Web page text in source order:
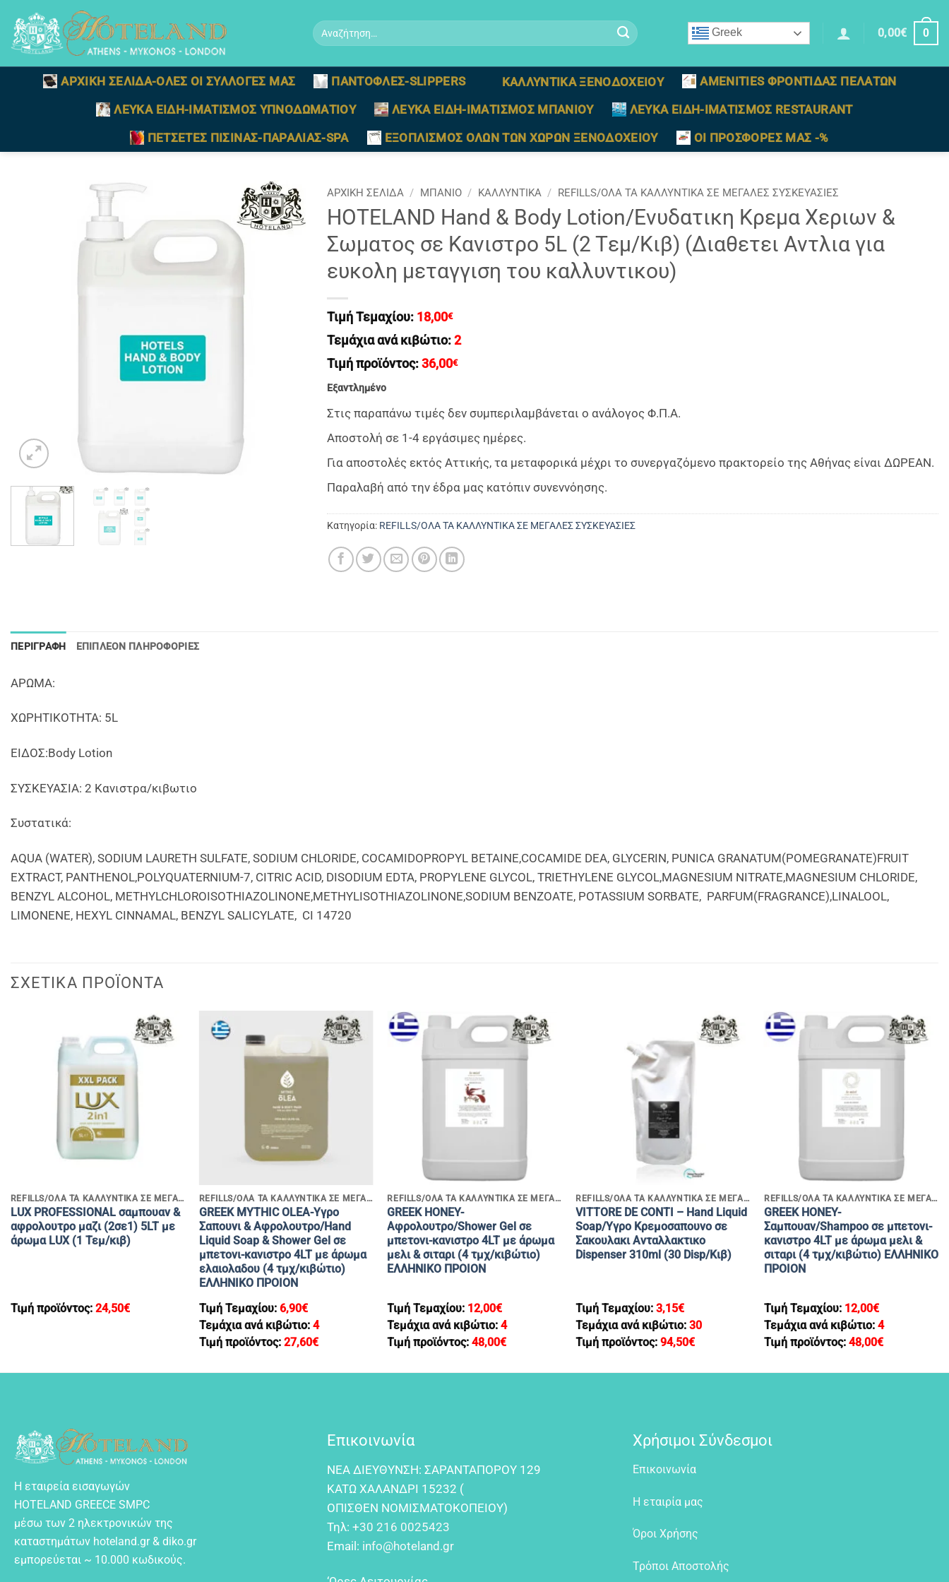
στο
περιεχόμενο
Αναζήτηση
για:
Greek 0,00€ 0
ΑΡΧΙΚΗ ΣΕΛΙΔΑ-ΟΛΕΣ ΟΙ ΣΥΛΛΟΓΕΣ ΜΑΣ ΠΑΝΤΟΦΛΕΣ-SLIPPERS ΚΑΛΛΥΝΤΙΚΑ ΞΕΝΟΔΟΧΕΙΟΥ
AMENITIES ΦΡΟΝΤΙΔΑΣ ΠΕΛΑΤΩΝ
ΛΕΥΚΑ ΕΙΔΗ-ΙΜΑΤΙΣΜΟΣ ΥΠΝΟΔΩΜΑΤΙΟΥ
ΛΕΥΚΑ ΕΙΔΗ-ΙΜΑΤΙΣΜΟΣ ΜΠΑΝΙΟΥ
ΛΕΥΚΑ ΕΙΔΗ-ΙΜΑΤΙΣΜΟΣ RESTAURANT
ΠΕΤΣΕΤΕΣ ΠΙΣΙΝΑΣ-ΠΑΡΑΛΙΑΣ-SPA
ΕΞΟΠΛΙΣΜΟΣ ΟΛΩΝ ΤΩΝ ΧΩΡΩΝ ΞΕΝΟΔΟΧΕΙΟΥ ΟΙ ΠΡΟΣΦΟΡΕΣ ΜΑΣ -%
ΑΡΧΙΚΉ ΣΕΛΊΔΑ / ΜΠΑΝΙΟ / ΚΑΛΛΥΝΤΙΚΑ / REFILLS/ΟΛΑ ΤΑ ΚΑΛΛΥΝΤΙΚΑ ΣΕ ΜΕΓΑΛΕΣ ΣΥΣΚΕΥΑΣΙΕΣ
HOTELAND Hand & Body Lotion/Eνυδατικη Κρεμα Χεριων &
Σωματος σε Κανιστρο 5L (2 Tεμ/Κιβ) (Διαθετει Αντλια για
ευκολη μεταγγιση του καλλυντικου)
Τιμή Τεμαχίου: 18,00€
Τεμάχια ανά κιβώτιο: 2
Τιμή προϊόντος: 36,00€
Εξαντλημένο
Στις παραπάνω τιμές δεν συμπεριλαμβάνεται ο ανάλογος Φ.Π.Α.
Αποστολή σε 1-4 εργάσιμες ημέρες.
Για αποστολές εκτός Αττικής, τα μεταφορικά μέχρι το συνεργαζόμενο πρακτορείο της Αθήνας είναι ΔΩΡΕΑΝ.
Παραλαβή από την έδρα μας κατόπιν συνεννόησης.
Κατηγορία: REFILLS/ΟΛΑ ΤΑ ΚΑΛΛΥΝΤΙΚΑ ΣΕ ΜΕΓΑΛΕΣ ΣΥΣΚΕΥΑΣΙΕΣ
ΠΕΡΙΓΡΑΦΉ ΕΠΙΠΛΈΟΝ ΠΛΗΡΟΦΟΡΊΕΣ
AΡΩΜΑ:
ΧΩΡΗΤΙΚΟΤΗΤΑ: 5L
EIΔΟΣ:Body Lotion
ΣΥΣΚΕΥΑΣΙΑ: 2 Κανιστρα/κιβωτιο
Συστατικά:
ΑQUA (WATER), SODIUM LAURETH SULFATE, SODIUM CHLORIDE, COCAMIDOPROPYL BETAINE,COCAMIDE DEA, GLYCERIN, PUNICA GRANATUM(POMEGRANATE)FRUIT
EXTRACT, PANTHENOL,POLYQUATERNIUM-7, CITRIC ACID, DISODIUM EDTA, PROPYLENE GLYCOL, TRIETHYLENE GLYCOL,MAGNESIUM NITRATE,MAGNESIUM CHLORIDE,
BENZYL ALCOHOL, METHYLCHLOROISOTHIAZOLINONE,METHYLISOTHIAZOLINONE,SODIUM BENZOATE, POTASSIUM SORBATE, PARFUM(FRAGRANCE),LINALOOL,
LIMONENE, HEXYL CINNAMAL, BENZYL SALICYLATE, CI 14720
ΣΧΕΤΙΚΆ ΠΡΟΪΌΝΤΑ
REFILLS/ΟΛΑ ΤΑ ΚΑΛΛΥΝΤΙΚΑ ΣΕ ΜΕΓΑΛΕΣ ΣΥΣΚΕΥΑΣΙΕΣ
LUX PROFESSIONAL σαμπουαν &
αφρολουτρο μαζι (2σε1) 5LT με
άρωμα LUX (1 Τεμ/κιβ)
Τιμή προϊόντος: 24,50€
REFILLS/ΟΛΑ ΤΑ ΚΑΛΛΥΝΤΙΚΑ ΣΕ ΜΕΓΑΛΕΣ ΣΥΣΚΕΥΑΣΙΕΣ
GREEK MYTHIC OLEA-Υγρο
Σαπουνι & Αφρολουτρο/Hand
Liquid Soap & Shower Gel σε
μπετονι-κανιστρο 4LT με άρωμα
ελαιολαδου (4 τμχ/κιβώτιο)
EΛΛΗΝΙΚΟ ΠΡΟΙΟΝ
Τιμή Τεμαχίου: 6,90€
Τεμάχια ανά κιβώτιο: 4
Τιμή προϊόντος: 27,60€
REFILLS/ΟΛΑ ΤΑ ΚΑΛΛΥΝΤΙΚΑ ΣΕ ΜΕΓΑΛΕΣ ΣΥΣΚΕΥΑΣΙΕΣ
GREEK HONEY-
Αφρολουτρο/Shower Gel σε
μπετονι-κανιστρο 4LT με άρωμα
μελι & σιταρι (4 τμχ/κιβώτιο)
EΛΛΗΝΙΚΟ ΠΡΟΙΟΝ
Τιμή Τεμαχίου: 12,00€
Τεμάχια ανά κιβώτιο:4
Τιμή προϊόντος:48,00€
REFILLS/ΟΛΑ ΤΑ ΚΑΛΛΥΝΤΙΚΑ ΣΕ ΜΕΓΑΛΕΣ ΣΥΣΚΕΥΑΣΙΕΣ
VITTORE DE CONTI – Hand Liquid
Soap/Υγρο Κρεμοσαπουνο σε
Σακουλακι Ανταλλακτικο
Dispenser 310ml (30 Disp/Κιβ)
Τιμή Τεμαχίου:3,15€
Τεμάχια ανά κιβώτιο:30
Τιμή προϊόντος:94,50€
REFILLS/ΟΛΑ ΤΑ ΚΑΛΛΥΝΤΙΚΑ ΣΕ ΜΕΓΑΛΕΣ ΣΥΣΚΕΥΑΣΙΕΣ
GREEK HONEY-
Σαμπουαν/Shampoo σε μπετονι-
κανιστρο 4LT με άρωμα μελι &
σιταρι (4 τμχ/κιβώτιο) EΛΛΗΝΙΚΟ
ΠΡΟΙΟΝ
Τιμή Τεμαχίου: 12,00€
Τεμάχια ανά κιβώτιο: 4
Τιμή προϊόντος: 48,00€
Η εταιρεία εισαγωγών
HOTELAND GREECE SMPC
μέσω των 2 ηλεκτρονικών της
καταστημάτων hoteland.gr & diko.gr
εμπορεύεται ~ 10.000 κωδικούς.
Επικοινωνία
NEA ΔIEYΘYNΣH: ΣAPANTAΠOPOY 129
KATΩ XAΛANΔPI 15232 (
OΠIΣΘEN NOMIΣMATOKOΠEIOY)
Τηλ: +30 216 0025423
Email: info@hoteland.gr
Χρήσιμοι Σύνδεσμοι
Επικοινωνία
Η εταιρία μας
Όροι Χρήσης
Τρόποι Αποστολής